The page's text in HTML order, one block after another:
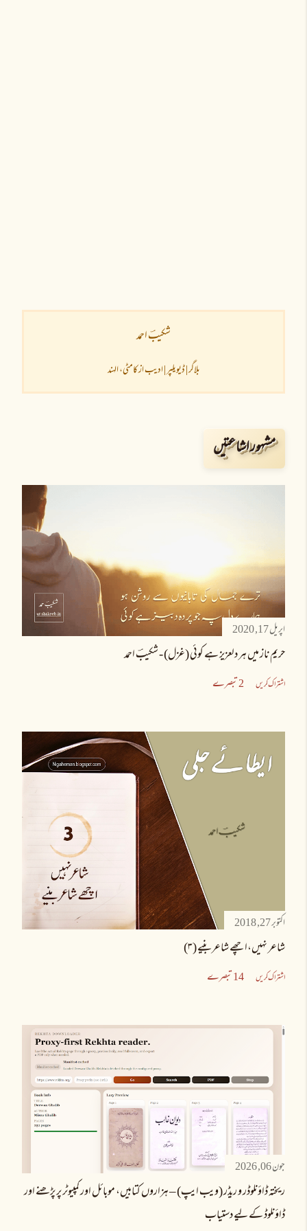
شکیبؔ احمد
بلاگر | ڈیویلپر | ادیب از کامٹی، الہند
مشہور اشاعتیں
اپریل 17, 2020
حریمِ ناز میں ہر دلعزیز ہے کوئی (غزل) - شکیبؔ احمد
اشتراک کریں 2 تبصرے
اکتوبر 27, 2018
شاعر نہیں،اچھے شاعر بنیے (۳)
اشتراک کریں 14 تبصرے
جون 06, 2026
ریختہ ڈاؤنلوڈر و ریڈر (ویب ایپ) – ہزاروں کتابیں، موبائل اور کمپیوٹر پر پڑھنے اور
ڈاؤنلوڈ کے لیے دستیاب